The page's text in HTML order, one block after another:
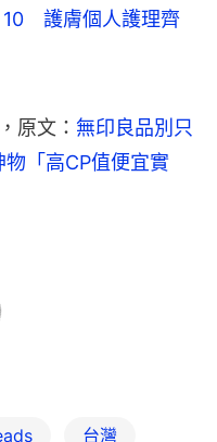
10 護膚個人護理齊
原文： 無印良品別只
「高CP值便宜實
台灣